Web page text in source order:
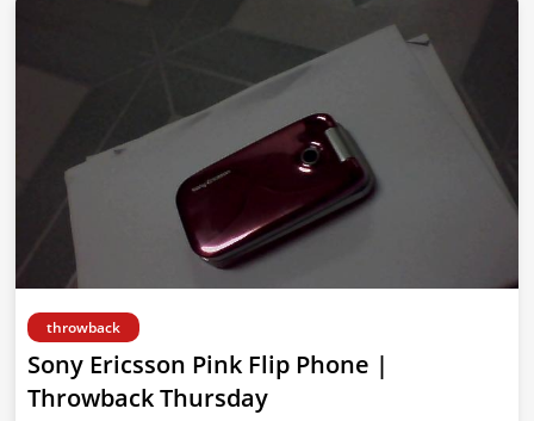
throwback
Sony Ericsson Pink Flip Phone |
Throwback Thursday